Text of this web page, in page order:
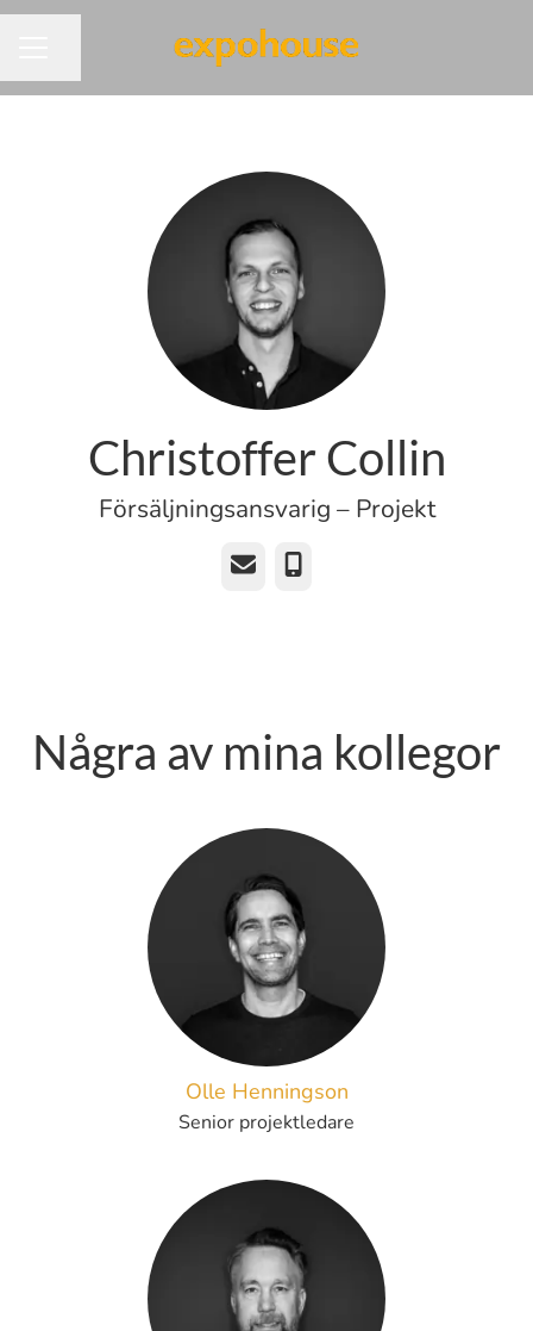
Christoffer Collin
Försäljningsansvarig – Projekt
E-post Telefon
Några av mina kollegor
Olle Henningson
Senior projektledare